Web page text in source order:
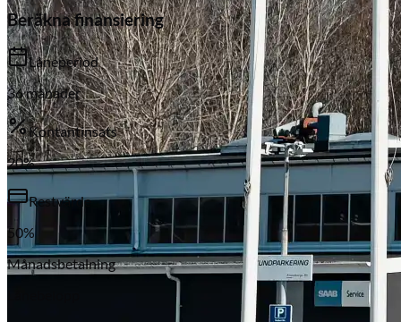
Subaru
Beräkna finansiering
Låneperiod
36månader
Kontantinsats
20%
Restvärde
50%
Månadsbetalning